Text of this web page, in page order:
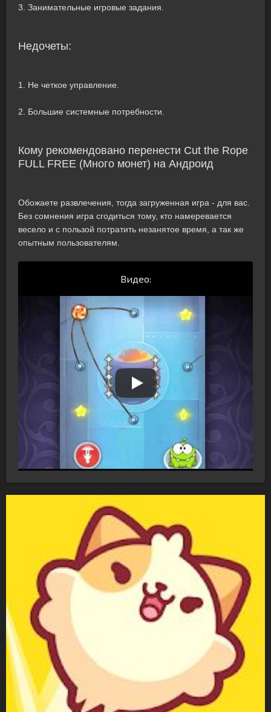
3. Занимательные игровые задания.
Недочеты:
1. Не четкое управление.
2. Большие системные потребности.
Кому рекомендовано перенести Cut the Rope
FULL FREE (Много монет) на Андроид
Обожаете развлечения, тогда загруженная игра - для вас.
Без сомнения игра сгодиться тому, кто намеревается
весело и с пользой потратить незанятое время, а так же
опытным пользователям.
Видео: